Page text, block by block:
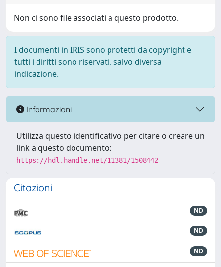
Non ci sono file associati a questo prodotto.
I documenti in IRIS sono protetti da copyright e
tutti i diritti sono riservati, salvo diversa
indicazione.
Informazioni
Utilizza questo identificativo per citare o creare un
link a questo documento:
https://hdl.handle.net/11381/1508442
Citazioni
ND
ND
ND